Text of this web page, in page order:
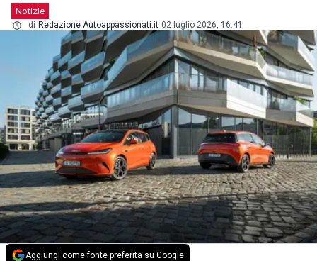
Notizie
di Redazione Autoappassionati.it 02 luglio 2026, 16.41
Aggiungi come fonte preferita su Google